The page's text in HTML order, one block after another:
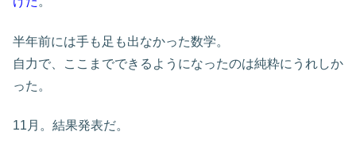
半年前には手も足も出なかった数学。
自力で、ここまでできるようになったのは純粋にうれしか
った。
11月。結果発表だ。